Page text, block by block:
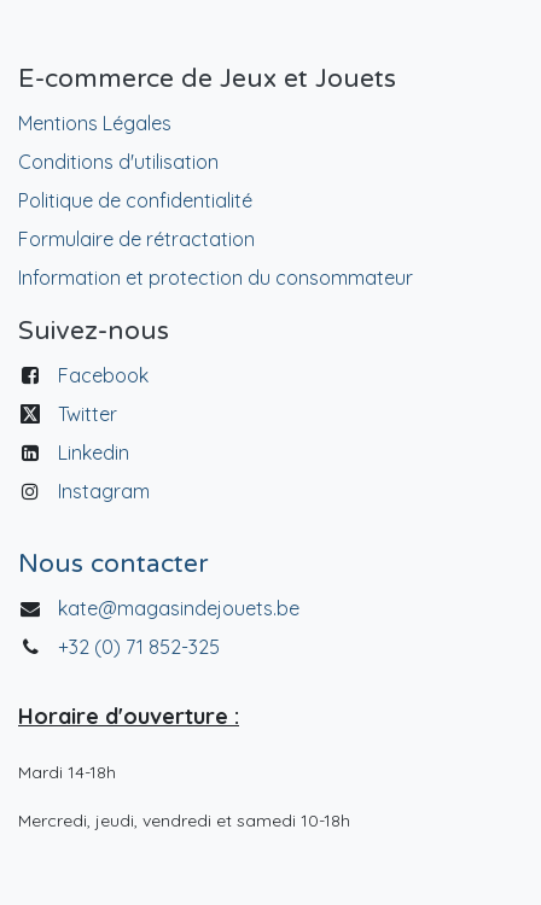
E-commerce de Jeux et Jouets
Mentions Légales
Conditions d'utilisation
Politique de confidentialité
Formulaire de rétractation
Information et protection du consommateur
Suivez-nous
Facebook
Twitter
Linkedin
Instagram
Nous contacter
kate@magasindejouets.be
+32 (0) 71 852-325
Horaire d'ouverture :
Mardi 14-18h
Mercredi, jeudi, vendredi et samedi 10-18h